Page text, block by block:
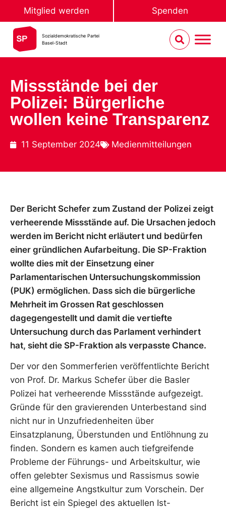
Mitglied werden Spenden
Sozialdemokratische Partei
Basel-Stadt
Missstände bei der
Polizei: Bürgerliche
wollen keine Transparenz
11 September 2024 Medienmitteilungen
Der Bericht Schefer zum Zustand der Polizei zeigt
verheerende Missstände auf. Die Ursachen jedoch
werden im Bericht nicht erläutert und bedürfen
einer gründlichen Aufarbeitung. Die SP-Fraktion
wollte dies mit der Einsetzung einer
Parlamentarischen Untersuchungskommission
(PUK) ermöglichen. Dass sich die bürgerliche
Mehrheit im Grossen Rat geschlossen
dagegengestellt und damit die vertiefte
Untersuchung durch das Parlament verhindert
hat, sieht die SP-Fraktion als verpasste Chance.
Der vor den Sommerferien veröffentlichte Bericht
von Prof. Dr. Markus Schefer über die Basler
Polizei hat verheerende Missstände aufgezeigt.
Gründe für den gravierenden Unterbestand sind
nicht nur in Unzufriedenheiten über
Einsatzplanung, Überstunden und Entlöhnung zu
finden. Sondern es kamen auch tiefgreifende
Probleme der Führungs- und Arbeitskultur, wie
offen gelebter Sexismus und Rassismus sowie
eine allgemeine Angstkultur zum Vorschein. Der
Bericht ist ein Spiegel des aktuellen Ist-